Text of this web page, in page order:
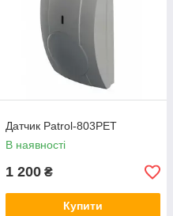
Датчик Patrol-803PET
В наявності
1 200 ₴
Купити